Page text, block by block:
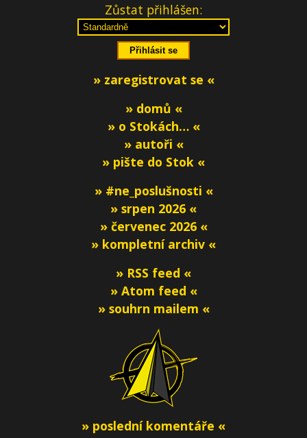
Zůstat přihlášen:
» zaregistrovat se «
» domů «
» o Stokách… «
» autoři «
» pište do Stok «
» #ne_poslušnosti «
» srpen 2026 «
» červenec 2026 «
» kompletní archiv «
» RSS feed «
» Atom feed «
» souhrn mailem «
» poslední komentáře «